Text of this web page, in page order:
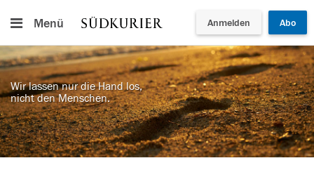
Menü Anmelden Abo
Wir lassen nur die Hand los,
nicht den Menschen.